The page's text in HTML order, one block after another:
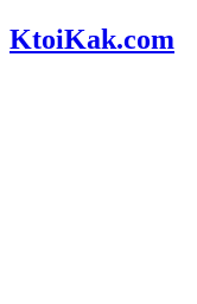
KtoiKak.com